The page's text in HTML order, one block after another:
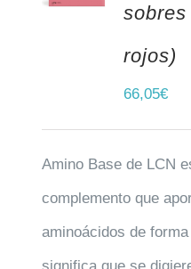
rojos)
66,05€
Amino Base de LCN
complemento que
aminoácidos de